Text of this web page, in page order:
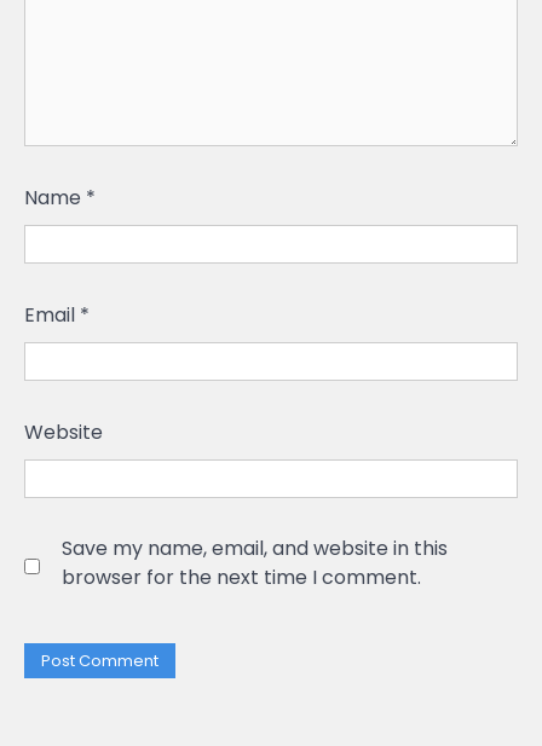
Name *
Email *
Website
Save my name, email, and website in this
browser for the next time I comment.